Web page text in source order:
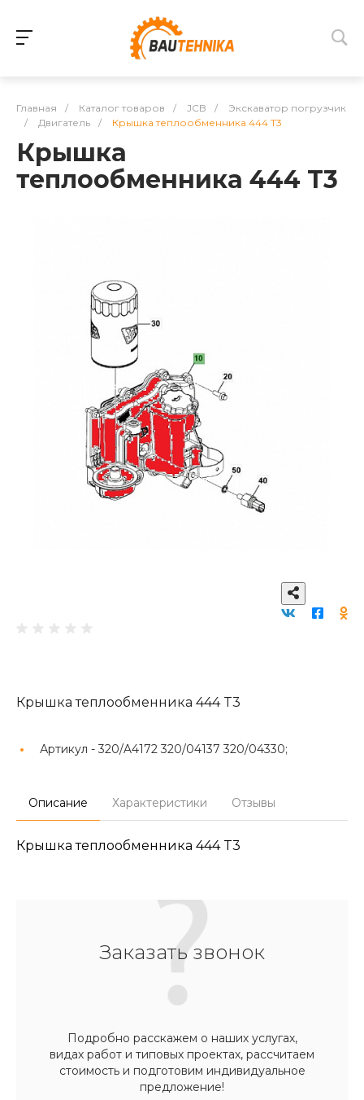
Главная / Каталог товаров / JCB /
Экскаватор погрузчик
/
Двигатель / Крышка теплообменника 444 T3
Крышка
теплообменника 444 T3
Крышка теплообменника 444 T3
Артикул - 320/A4172 320/04137 320/04330;
Описание Характеристики Отзывы
Крышка теплообменника 444 T3
Заказать звонок
Подробно расскажем о наших услугах,
видах работ и типовых проектах, рассчитаем
стоимость и подготовим индивидуальное
предложение!